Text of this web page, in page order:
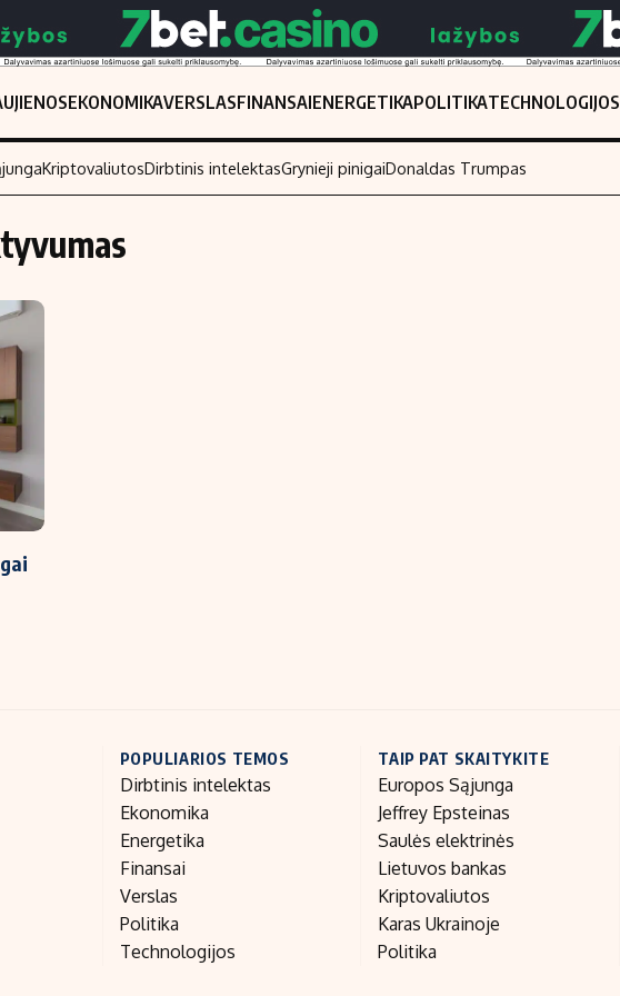
EKONOMIKAVERSLASFINANSAIENERGETIKAPOLITIKATECHNOLOGIJOS
KriptovaliutosDirbtinis intelektasGrynieji pinigaiDonaldas Trumpas
POPULIARIOS TEMOS
Dirbtinis intelektas
Ekonomika
Energetika
Finansai
Verslas
Politika
Technologijos
TAIP PAT SKAITYKITE
Europos Sąjunga
Jeffrey Epsteinas
Saulės elektrinės
Lietuvos bankas
Kriptovaliutos
Karas Ukrainoje
Politika